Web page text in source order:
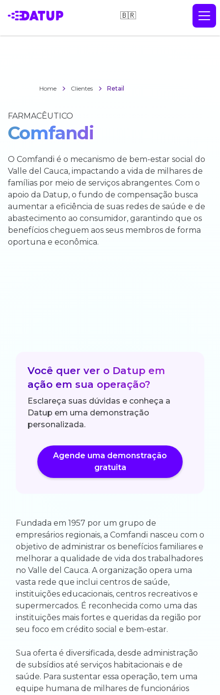
🇧🇷
Home Clientes Retail
FARMACÊUTICO
Comfandi
O Comfandi é o mecanismo de bem-estar social do
Valle del Cauca, impactando a vida de milhares de
famílias por meio de serviços abrangentes. Com o
apoio da Datup, o fundo de compensação busca
aumentar a eficiência de suas redes de saúde e de
abastecimento ao consumidor, garantindo que os
benefícios cheguem aos seus membros de forma
oportuna e econômica.
Fundada em 1957 por um grupo de
empresários regionais, a Comfandi nasceu com o
objetivo de administrar os benefícios familiares e
melhorar a qualidade de vida dos trabalhadores
no Valle del Cauca. A organização opera uma
vasta rede que inclui centros de saúde,
instituições educacionais, centros recreativos e
supermercados. É reconhecida como uma das
instituições mais fortes e queridas da região por
seu foco em crédito social e bem-estar.
Sua oferta é diversificada, desde administração
de subsídios até serviços habitacionais e de
saúde. Para sustentar essa operação, tem uma
equipe humana de milhares de funcionários
Você quer ver o Datup em
ação em sua operação?
Esclareça suas dúvidas e conheça a
Datup em uma demonstração
personalizada.
Agende uma demonstração
gratuita